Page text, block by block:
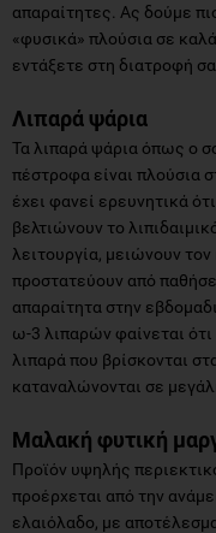
απαραίτητες. Ας δούμε
«φυσικά» πλούσια σε
εντάξετε στη διατροφή
Λιπαρά ψάρια
Τα λιπαρά ψάρια όπως ο
πέστροφα είναι πλούσια
έχει φανεί ερευνητικά
βελτιώνουν το
λειτουργία, μειώνουν
προστατεύουν από
απαραίτητα στην
ω-3 λιπαρών φαίνεται
λιπαρά που βρίσκονται
καταναλώνονται σε
Μαλακή φυτική
Προϊόν υψηλής
προέρχεται από την
ελαιόλαδο, με